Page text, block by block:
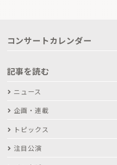
コンサートカレンダー
記事を読む
ニュース
企画・連載
トピックス
注目公演